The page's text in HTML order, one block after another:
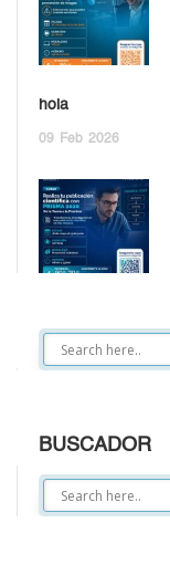
hola
09 Feb 2026
BUSCADOR